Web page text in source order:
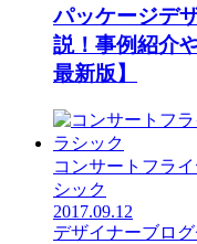
パッケージデ
説！事例紹介
最新版】
コンサートフラ
シック
2017.09.12
デザイナーブログ